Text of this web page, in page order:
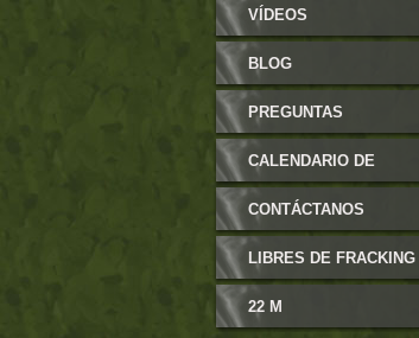
VÍDEOS
BLOG
PREGUNTAS
FRECUENTES
CALENDARIO DE
EVENTOS
CONTÁCTANOS
LIBRES DE FRACKING
22 M